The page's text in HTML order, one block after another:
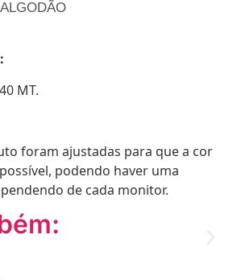
MT.
foram ajustadas para que a cor
podendo haver uma
de cada monitor.